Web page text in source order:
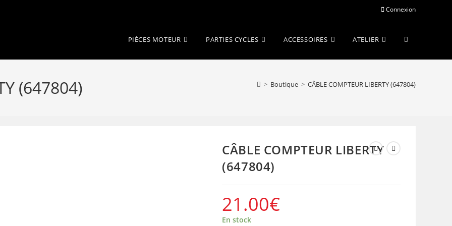
Connexion
PIÈCES MOTEUR PARTIES CYCLES ACCESSOIRES ATELIER Toggle
(647804) > Boutique > CÂBLE COMPTEUR LIBERTY (647804)
CÂBLE COMPTEUR LIBERTY
(647804)
21.00€
En stock